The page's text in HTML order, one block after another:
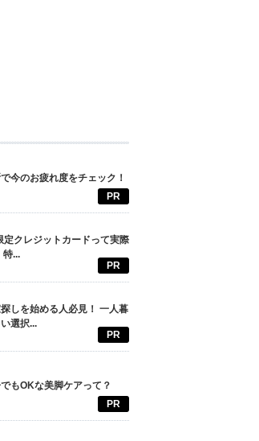
今のお疲れ度をチェック！
PR
定クレジットカードって実際
特...
PR
しを始める人必見！ 一人暮
選択...
PR
もOKな美脚ケアって？
PR